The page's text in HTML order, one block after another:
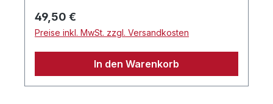
Regulärer Preis:
49,50 €
Preise inkl. MwSt. zzgl. Versandkosten
In den Warenkorb